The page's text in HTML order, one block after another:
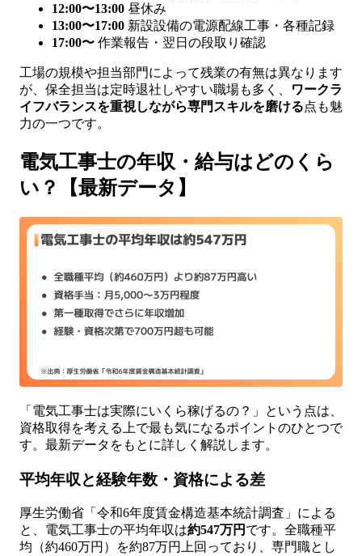
12:00〜13:00 昼休み
13:00〜17:00 新設設備の電源配線工事・各種記録
17:00〜 作業報告・翌日の段取り確認
工場の規模や担当部門によって残業の有無は異なります
が、保全担当は定時退社しやすい職場も多く、
ワークラ
イフバランスを重視しながら専門スキルを磨ける点も魅
力の一つです。
電気工事士の年収・給与はどのくら
い？【最新データ】
「電気工事士は実際にいくら稼げるの？」という点は、
資格取得を考える上で最も気になるポイントのひとつで
す。最新データをもとに詳しく解説します。
平均年収と経験年数・資格による差
厚生労働省「令和6年度賃金構造基本統計調査」による
と、電気工事士の平均年収は約547万円 です。全職種平
均（約460万円）を約87万円上回っており、専門職とし